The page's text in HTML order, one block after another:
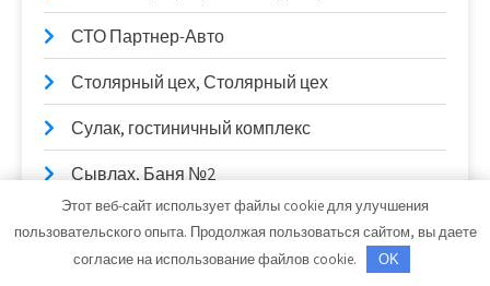
СТО Партнер-Авто
Столярный цех, Столярный цех
Сулак, гостиничный комплекс
Сывлах, Баня №2
Сывлах, Баня №2
Таганай, гостиница
Этот веб-сайт использует файлы cookie для улучшения
пользовательского опыта. Продолжая пользоваться сайтом, вы даете
согласие на использование файлов cookie.
OK